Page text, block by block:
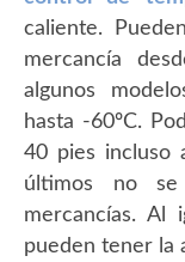
caliente.
mercancía
algunos
hasta -60ºC.
40 pies incluso
últimos no
mercancías. Al
pueden tener la